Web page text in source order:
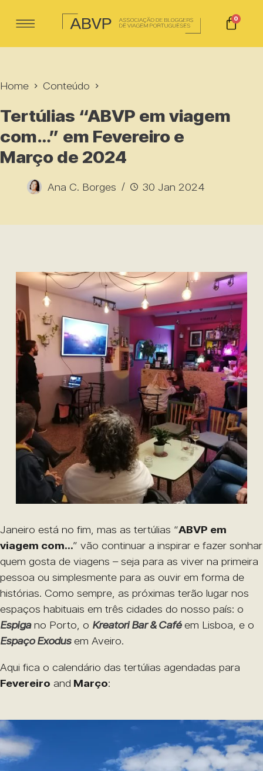
0
Home Conteúdo
Tertúlias “ABVP em viagem
com…” em Fevereiro e
Março de 2024
Ana C. Borges 30 Jan 2024
Janeiro está no fim, mas as tertúlias “ABVP em
viagem com…” vão continuar a inspirar e fazer sonhar
quem gosta de viagens – seja para as viver na primeira
pessoa ou simplesmente para as ouvir em forma de
histórias. Como sempre, as próximas terão lugar nos
espaços habituais em três cidades do nosso país: o
Espigano Porto, o Kreatori Bar & Caféem Lisboa, e o
Espaço Exodusem Aveiro.
Aqui fica o calendário das tertúlias agendadas para
Fevereiro and Março: